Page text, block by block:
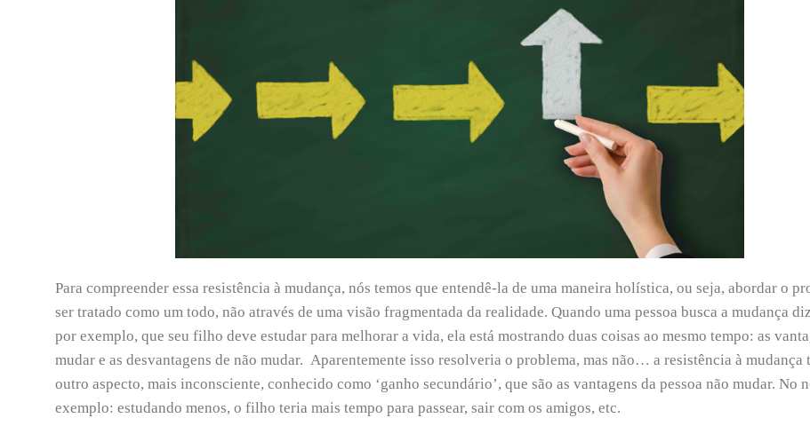
Para compreender essa resistência à mudança, nós temos que entendê-la de uma maneira holística, ou seja, abordar o
ser tratado como um todo, não através de uma visão fragmentada da realidade. Quando uma pessoa busca a mudança
por exemplo, que seu filho deve estudar para melhorar a vida, ela está mostrando duas coisas ao mesmo tempo: as
mudar e as desvantagens de não mudar. Aparentemente isso resolveria o problema, mas não… a resistência à mudança
outro aspecto, mais inconsciente, conhecido como ‘ganho secundário’, que são as vantagens da pessoa não mudar. No
exemplo: estudando menos, o filho teria mais tempo para passear, sair com os amigos, etc.